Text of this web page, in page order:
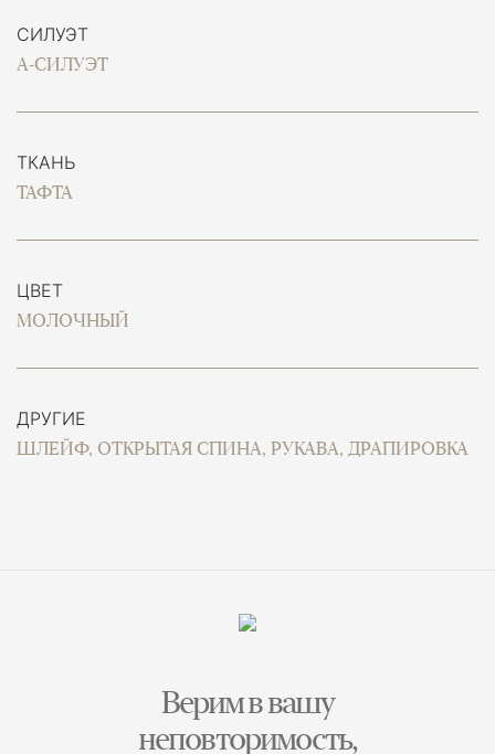
СИЛУЭТ
А-СИЛУЭТ
ТКАНЬ
ТАФТА
ЦВЕТ
МОЛОЧНЫЙ
ДРУГИЕ
ШЛЕЙФ, ОТКРЫТАЯ СПИНА, РУКАВА, ДРАПИРОВКА
Верим в вашу
неповторимость,